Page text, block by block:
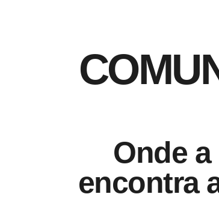
COMU
Onde
encontra